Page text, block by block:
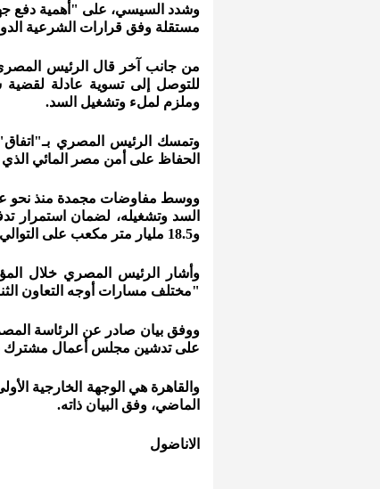
وشدد السيسي، على "أهمية دفع
مستقلة وفق قرارات الشرعية
من جانب آخر قال الرئيس
للتوصل إلى تسوية عادلة لقضية
وملزم لملء وتشغيل السد.
وتمسك الرئيس المصري
الحفاظ على أمن مصر المائي
ووسط مفاوضات مجمدة منذ نحو
و18.5 مليار متر مكعب على التوالي.
وأشار الرئيس المصري خلال
"مختلف مسارات أوجه التعاون
ووفق بيان صادر عن الرئاسة
على تدشين مجلس أعمال مشترك
والقاهرة هي الوجهة الخارجية
الماضي، وفق البيان ذاته.
الاناضول